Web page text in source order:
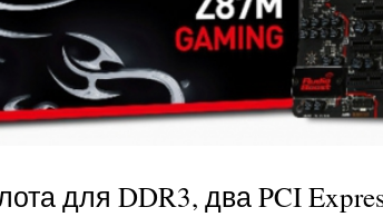
для DDR3, два PCI